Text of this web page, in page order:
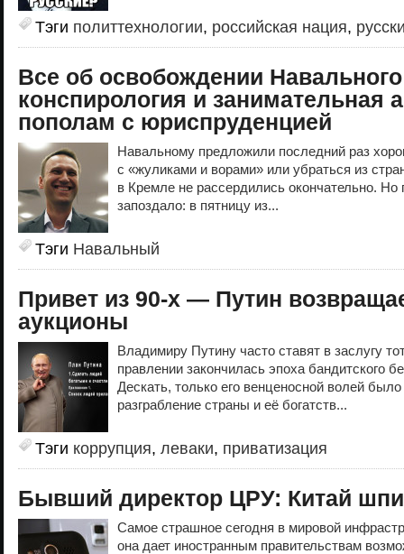
Тэги политтехнологии, российская нация,
Все об освобождении
конспирология и занимательная
пополам с юриспруденцией
Навальному предложили последний раз
с «жуликами и ворами» или убраться из
в Кремле не рассердились окончательно. Но
запоздало: в пятницу из...
Тэги Навальный
Привет из 90-х — Путин
аукционы
Владимиру Путину часто ставят в заслугу
правлении закончилась эпоха бандитского
Дескать, только его венценосной волей
разграбление страны и её богатств...
Тэги коррупция, леваки, приватизация
Бывший директор ЦРУ: Китай
Самое страшное сегодня в мировой
она дает иностранным правительствам